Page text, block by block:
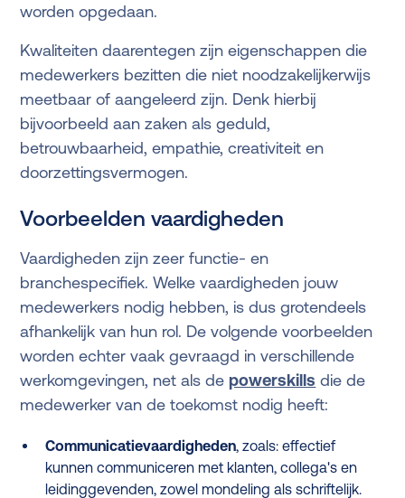
worden opgedaan.
Kwaliteiten daarentegen zijn eigenschappen die
medewerkers bezitten die niet noodzakelijkerwijs
meetbaar of aangeleerd zijn. Denk hierbij
bijvoorbeeld aan zaken als geduld,
betrouwbaarheid, empathie, creativiteit en
doorzettingsvermogen.
Voorbeelden vaardigheden
Vaardigheden zijn zeer functie- en
branchespecifiek. Welke vaardigheden jouw
medewerkers nodig hebben, is dus grotendeels
afhankelijk van hun rol. De volgende voorbeelden
worden echter vaak gevraagd in verschillende
werkomgevingen, net als de powerskills die de
medewerker van de toekomst nodig heeft:
Communicatievaardigheden , zoals: effectief
kunnen communiceren met klanten, collega's en
leidinggevenden, zowel mondeling als schriftelijk.